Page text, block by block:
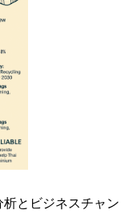
とビジネスチャン